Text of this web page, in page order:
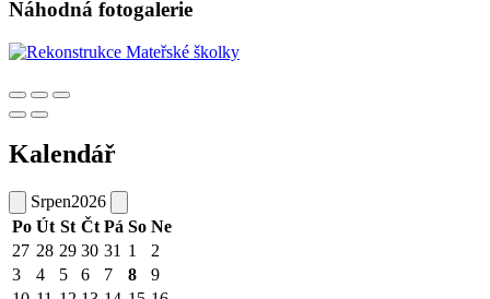
Náhodná fotogalerie
Kalendář
Srpen2026
Po Út St Čt Pá So Ne
27 28 29 30 31 1
2
3
4 5 6 7 8
9